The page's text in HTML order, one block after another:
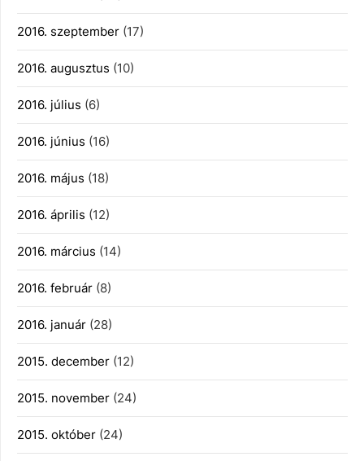
2016. szeptember (17)
2016. augusztus (10)
2016. július (6)
2016. június (16)
2016. május (18)
2016. április (12)
2016. március (14)
2016. február (8)
2016. január (28)
2015. december (12)
2015. november (24)
2015. október (24)